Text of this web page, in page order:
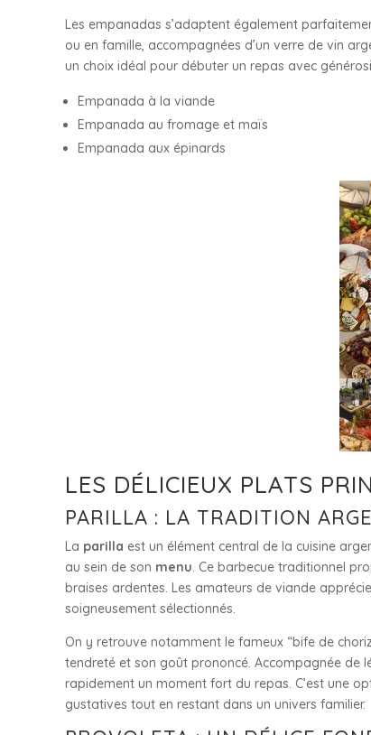
Les empanadas s’adaptent également
ou en famille, accompagnées d’un verre de vin
un choix idéal pour débuter un repas avec
Empanada à la viande
Empanada au fromage et maïs
Empanada aux épinards
LES DÉLICIEUX PLATS
PARILLA : LA TRADITION
La parilla est un élément central de la cuisine
au sein de son menu. Ce barbecue traditionnel
braises ardentes. Les amateurs de viande
soigneusement sélectionnés.
On y retrouve notamment le fameux “bife de
tendreté et son goût prononcé. Accompagnée de
rapidement un moment fort du repas. C’est une
gustatives tout en restant dans un univers familier.